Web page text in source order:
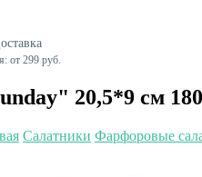
от 299 руб.
20,5*9 см
Салатники Фарфоровые